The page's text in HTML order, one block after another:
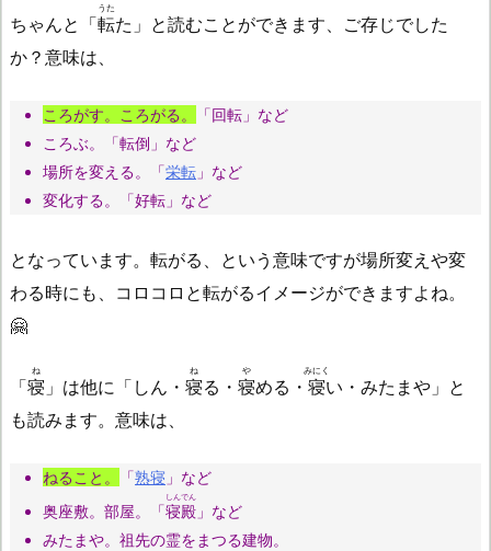
ちゃんと「転
うた
た」と読むことができます、ご存じでした
か？意味は、
ころがす。ころがる。
「回転」など
ころぶ。「転倒」など
場所を変える。「栄転 」など
変化する。「好転」など
となっています。転がる、という意味ですが場所変えや変
わる時にも、コロコロと転がるイメージができますよね。
🤗
「寝
ね
」は他に「しん・ 寝
ね
る・ 寝
や
める・ 寝
みにく
い・みたまや」と
も読みます。意味は、
ねること。 「熟寝 」など
奥座敷。部屋。「寝殿
しんでん
」など
みたまや。祖先の霊をまつる建物。